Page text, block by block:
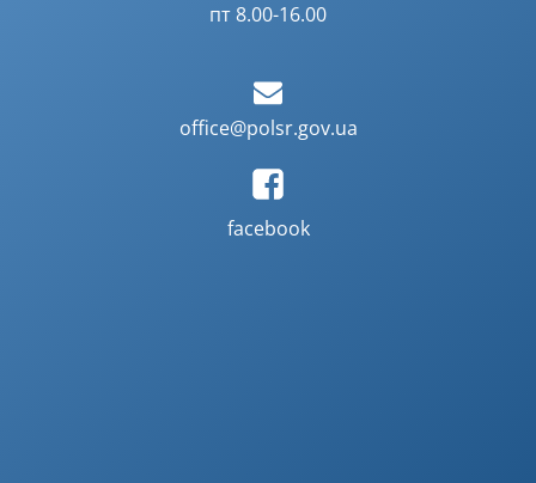
пт 8.00-16.00
office@polsr.gov.ua
facebook